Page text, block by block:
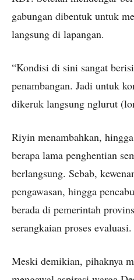
gabungan dibentuk untuk
langsung di lapangan.
“Kondisi di sini sangat
penambangan. Jadi untuk
dikeruk langsung nglurut
Riyin menambahkan,
berapa lama penghentian
berlangsung. Sebab,
pengawasan, hingga
berada di pemerintah
serangkaian proses evaluasi.
Meski demikian, pihaknya